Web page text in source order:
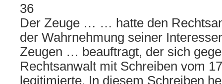
36
Der Zeuge … … hatte den
der Wahrnehmung seiner
Zeugen … beauftragt, der sich
Rechtsanwalt mit Schreiben vom
legitimierte. In diesem Schreiben